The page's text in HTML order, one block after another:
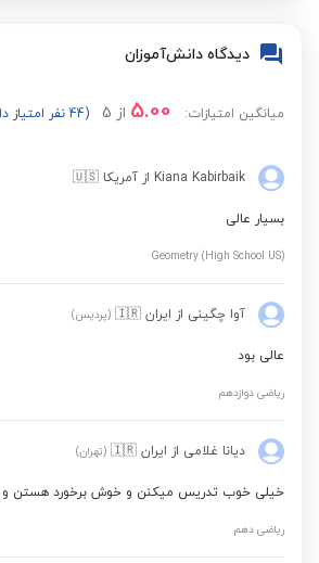
هندسه دهم
ریاضیات گسسته
آمار و احتمال یازدهم
دیدگاه دانش‌آموزان
میانگین امتیازات: 5.00 از 5 (44 نفر امتیاز داده‌اند.)
Kiana Kabirbaik از آمریکا 🇺🇸
بسیار عالی
Geometry (High School US)
آوا چگینی از ایران 🇮🇷 (پردیس)
عالی بود
ریاضی دوازدهم
دیانا غلامی از ایران 🇮🇷 (تهران)
خیلی خوب تدریس میکنن و خوش برخورد هستن
ریاضی دهم